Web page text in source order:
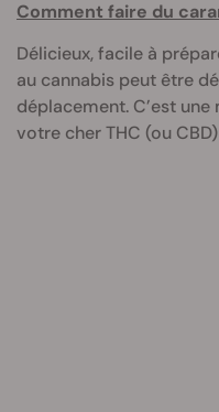
Comment faire du
Délicieux, facile à
au cannabis peut être
déplacement. C’est
votre cher THC (ou